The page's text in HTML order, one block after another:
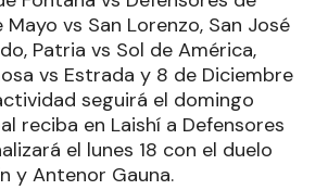
Mayo vs San Lorenzo, San José
Patria vs Sol de América,
vs Estrada y 8 de Diciembre
seguirá el domingo
reciba en Laishí a Defensores
el lunes 18 con el duelo
y Antenor Gauna.